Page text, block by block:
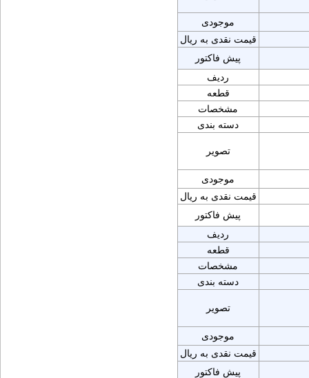
موجودی
قیمت نقدی به ریال
پیش فاکتور
ردیف
قطعه
مشخصات
دسته بندی
تصویر
موجودی
قیمت نقدی به ریال
پیش فاکتور
ردیف
قطعه
مشخصات
دسته بندی
تصویر
موجودی
قیمت نقدی به ریال
پیش فاکتور